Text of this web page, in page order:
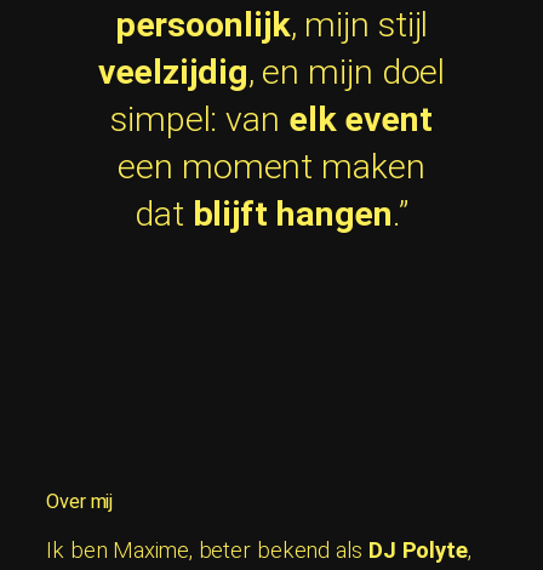
persoonlijk, mijn stijl
veelzijdig, en mijn doel
simpel: van elk event
een moment maken
dat blijft hangen.”
Over mij
Ik ben Maxime, beter bekend als DJ Polyte,